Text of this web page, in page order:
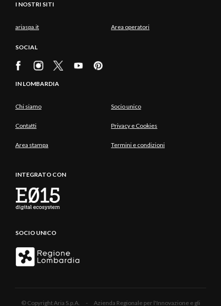
I NOSTRI SITI
ariaspa.it Area operatori
SOCIAL
IN LOMBARDIA
Chi siamo Socio unico
Contatti Privacy e Cookies
Area stampa Termini e condizioni
INTEGRATO CON
SOCIO UNICO
© Copyright Aria S.p.A. - Azienda Regionale per l'Innovazione e gli